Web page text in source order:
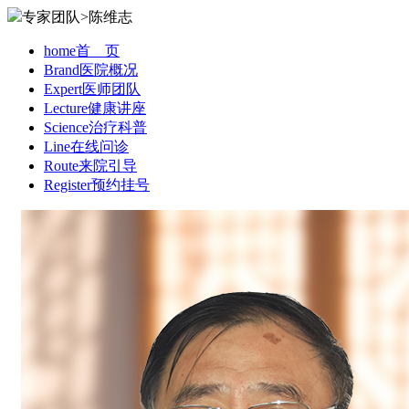
专家团队>陈维志
home首 页
Brand医院概况
Expert医师团队
Lecture健康讲座
Science治疗科普
Line在线问诊
Route来院引导
Register预约挂号